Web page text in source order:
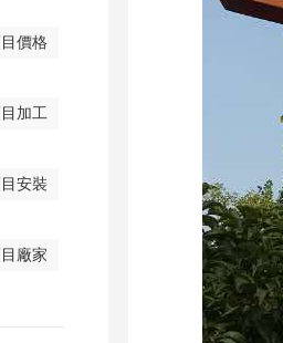
價格
加工
安裝
廠家